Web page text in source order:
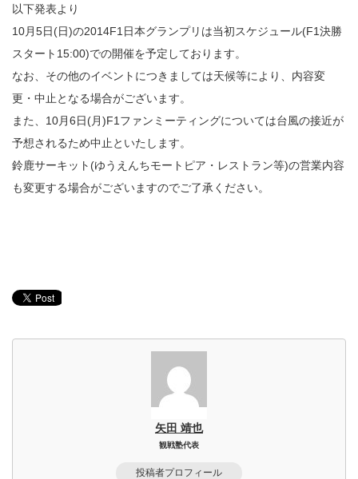
以下発表より
10月5日(日)の2014F1日本グランプリは当初スケジュール(F1決勝
スタート15:00)での開催を予定しております。
なお、その他のイベントにつきましては天候等により、内容変
更・中止となる場合がございます。
また、10月6日(月)F1ファンミーティングについては台風の接近が
予想されるため中止といたします。
鈴鹿サーキット(ゆうえんちモートピア・レストラン等)の営業内容
も変更する場合がございますのでご了承ください。
矢田 靖也
観戦塾代表
投稿者プロフィール